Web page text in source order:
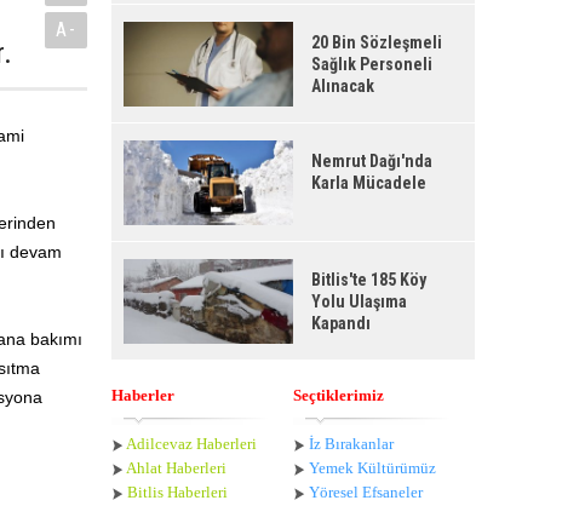
A-
devam
bakımı
20 Bin Sözleşmeli
Sağlık Personeli
Alınacak
Nemrut Dağı'nda
Karla Mücadele
Bitlis'te 185 Köy
Yolu Ulaşıma
Kapandı
Haberler
Adilcevaz Haberleri
Ahlat Haberleri
Bitlis Haberleri
Seçtiklerimiz
İz Bırakanlar
Yemek Kültürümüz
Yöresel Efsaneler